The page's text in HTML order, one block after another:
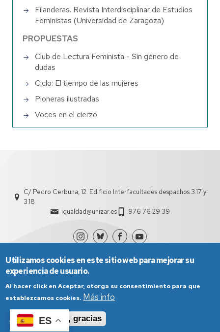
ES
Filanderas. Revista Interdisciplinar de Estudios
Feministas (Universidad de Zaragoza)
PROPUESTAS
Club de Lectura Feminista - Sin género de
dudas
Ciclo: El tiempo de las mujeres
Pioneras ilustradas
Voces en el cierzo
C/ Pedro Cerbuna, 12. Edificio Interfacultades despachos 3.17 y
3.18
igualdad@unizar.es
976 76 29 39
Aviso Legal
Condiciones generales de uso
Política de Privacidad
Utilizamos cookies en este sitio web para mejorar su
experiencia de usuario.
Al hacer click en Aceptar, otorga su consentimiento para que
establezcamos cookies. Más info
Aceptar
No, gracias